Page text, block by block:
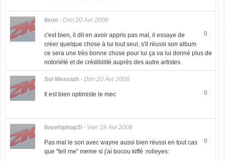
lleon- Dim 20 Avr 2008
0
c'est bien, il dit en avoir appris pas mal, il essaye de
créer quelque chose à lui tout seul, s'il réussi son album
ce sera une très bonne chose pour lui ça va lui donné plus de
notoriété et de crédibilité auprès des autre artistes.
Sol Messiah- Dim 20 Avr 2008
0
Il est bien optimiste le mec
Ilovehiphop3l - Ven 18 Avr 2008
0
Pas mal le son avec wayne aussi bien réussi en tout cas
que "tell me" meme si j'ai bocou kiffé :rolleyes: